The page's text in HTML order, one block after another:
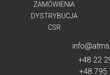
ZAMÓWIENIA
DYSTRYBUCJA
CSR
+48 22
+48 795